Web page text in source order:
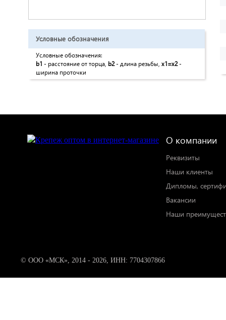
Условные обозначения
Условные обозначения:
b1 - расстояние от торца, b2- длина резьбы, x1=x2-
ширина проточки
О компании
Реквизиты
Наши клиенты
Дипломы,
Вакансии
Наши
© ООО «МСК», 2014 - 2026, ИНН: 7704307866